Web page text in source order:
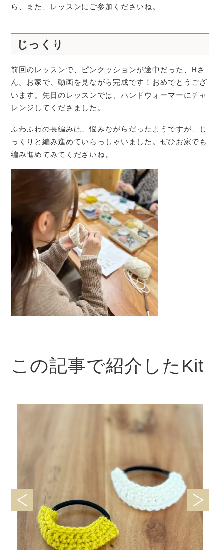
ら、また、レッスンにご参加くださいね。
じっくり
前回のレッスンで、ピンクッションが途中だった、Hさ
ん。お家で、動画を見ながら完成です！おめでとうござ
います。先日のレッスンでは、ハンドウォーマーにチャ
レンジしてくださました。
ふわふわの長編みは、悩みながらだったようですが、じ
っくりと編み進めていらっしゃいました。ぜひお家でも
編み進めてみてくださいね。
この記事で紹介したKit